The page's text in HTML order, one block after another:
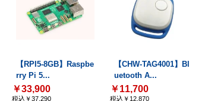
【RPI5-8GB】Raspbe
rry Pi 5...
￥33,900
税込￥37,290
【CHW-TAG4001】Bl
uetooth A...
￥11,700
税込￥12,870